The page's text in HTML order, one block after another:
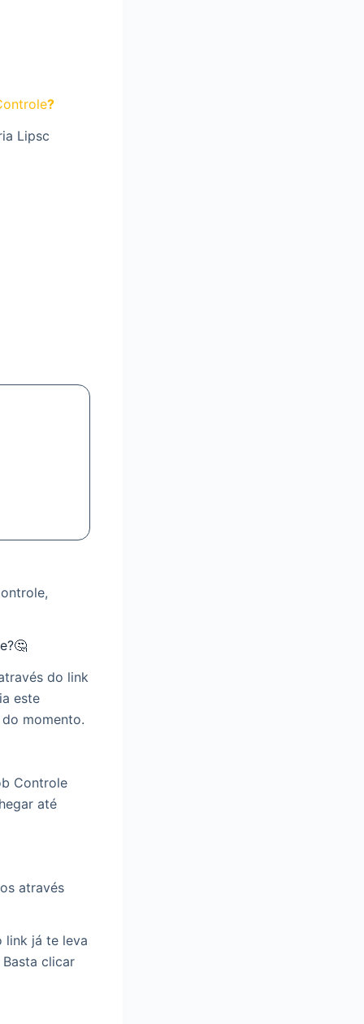
?
Lipsc
do link
este
momento.
Controle
até
através
link já te leva
Basta clicar